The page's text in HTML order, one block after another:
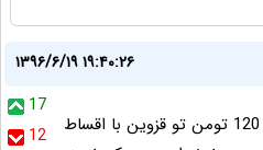
۱۳۹۶/۶/۱۹ ۱۹:۴۰:۲۶
17
12
من که اردیبهشت وام رو گرفتم 120 تومن تو قزوین با اقساط